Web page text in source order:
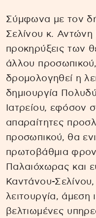
Σύμφωνα με τον
Σελίνου κ. Αντώνη
προκηρύξεις των
άλλου
δρομολογηθεί η
δημιουργία
Ιατρείου, εφόσον
απαραίτητες
προσωπικού, θα
πρωτοβάθμια
Παλαιόχωρας και
Καντάνου-
λειτουργία, άμεση
βελτιωμένες